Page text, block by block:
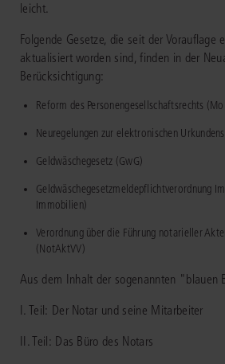
leicht.
Folgende Gesetze, die seit der Vorauflage
aktualisiert worden sind, finden in der
Berücksichtigung:
Reform des Personengesellschaftsrechts
Neuregelungen zur elektronischen
Geldwäschegesetz (GwG)
Geldwäschegesetzmeldepflichtverordnung
Immobilien)
Verordnung über die Führung notarieller
(NotAktVV)
Aus dem Inhalt der sogenannten "blauen
I. Teil: Der Notar und seine Mitarbeiter
II. Teil: Das Büro des Notars